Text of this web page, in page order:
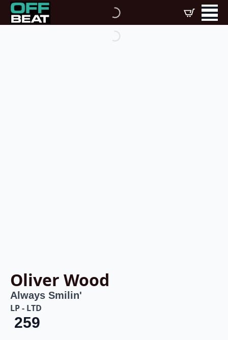
Oliver Wood
Always Smilin'
LP - LTD
259